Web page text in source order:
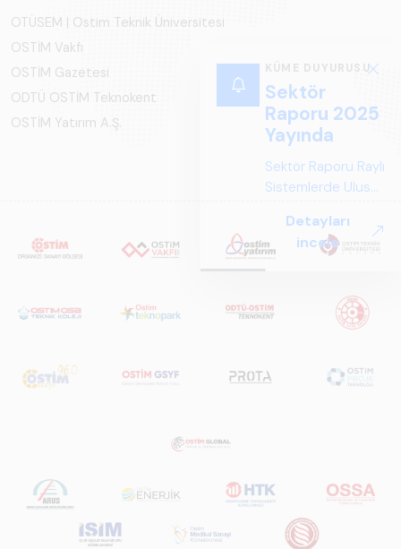
KÜME DUYURUSU
Sektör
Raporu 2025
Yayında
Sektör Raporu Raylı
Sistemlerde Ulusal
Perspektif ARUS
tarafından
ve Küresel
Perspektif – Sektör
Türkiye ve dünya
ve gelecek
perspektifi
açısından kapsamlı
Detayları
incele
OTÜSEM | Ostim Teknik Üniversitesi
OSTİM Vakfı
OSTİM Gazetesi
ODTÜ OSTİM Teknokent
OSTİM Yatırım A.Ş.